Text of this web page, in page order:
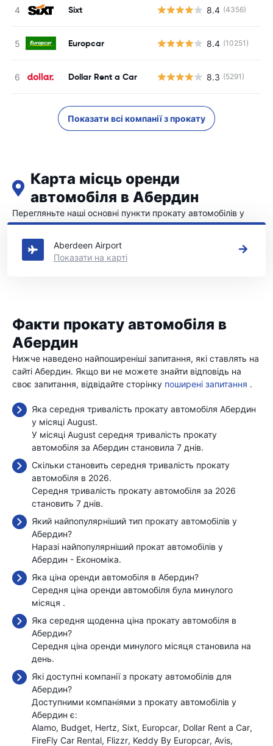
Sixt 8.4 (4356)
Europcar 8.4 (10251)
Dollar Rent a Car 8.3 (5291)
Показати всі компанії з прокату
Карта місць оренди
автомобіля в Абердин
Перегляньте наші основні пункти прокату автомобілів у
Абердин
Aberdeen Airport
Показати на карті
Факти прокату автомобіля в
Абердин
Нижче наведено найпоширеніші запитання, які ставлять на
сайті Абердин. Якщо ви не можете знайти відповідь на
своє запитання, відвідайте сторінку поширені запитання .
Яка середня тривалість прокату автомобіля Абердин
у місяці August.
У місяці August середня тривалість прокату
автомобіля за Абердин становила 7 днів.
Скільки становить середня тривалість прокату
автомобіля в 2026.
Середня тривалість прокату автомобіля за 2026
становить 7 днів.
Який найпопулярніший тип прокату автомобілів у
Абердин?
Наразі найпопулярніший прокат автомобілів у
Абердин - Економіка.
Яка ціна оренди автомобіля в Абердин?
Середня ціна оренди автомобіля була минулого
місяця .
Яка середня щоденна ціна прокату автомобіля в
Абердин?
Середня ціна оренди минулого місяця становила на
день.
Які доступні компанії з прокату автомобілів для
Абердин?
Доступними компаніями з прокату автомобілів у
Абердин є:
Alamo Budget Hertz Sixt Europcar Dollar Rent a Car
FireFly Car Rental Flizzr Keddy By Europcar Avis